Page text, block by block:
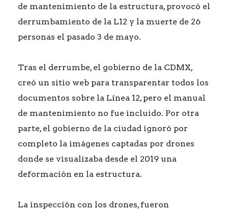
de mantenimiento de la estructura, provocó el
derrumbamiento de la L12 y la muerte de 26
personas el pasado 3 de mayo.
Tras el derrumbe, el gobierno de la CDMX,
creó un sitio web para transparentar todos los
documentos sobre la Línea 12, pero el manual
de mantenimiento no fue incluido. Por otra
parte, el gobierno de la ciudad ignoró por
completo la imágenes captadas por drones
donde se visualizaba desde el 2019 una
deformación en la estructura.
La inspección con los drones, fueron